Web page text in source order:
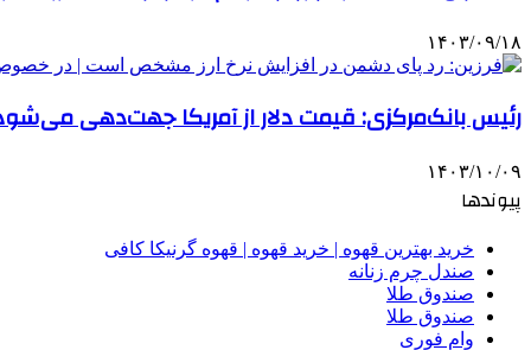
۱۴۰۳/۰۹/۱۸
رئیس بانک‌مرکزی: قیمت دلار از آمریکا جهت‌دهی
۱۴۰۳/۱۰/۰۹
پیوندها
خرید بهترین قهوه | خرید قهوه | قهوه گرنیکا کافی
صندل چرم زنانه
صندوق طلا
صندوق طلا
وام فوری